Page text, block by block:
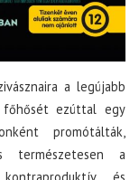
a legújabb
főhősét ezúttal egy
promótálták,
természetesen a